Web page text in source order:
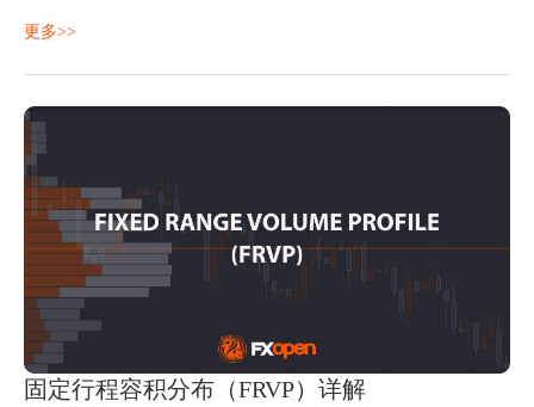
杀戮区内的交易考量
杀戮区常见交易货币对
要点总结
时段的交易策略。
更多>>
固定行程容积分布（FRVP）详解